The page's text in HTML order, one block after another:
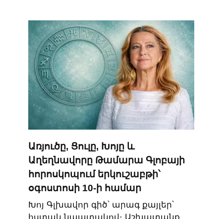
Առյուծը, Ցուլը, Խոյը և
Աղեղնավորը Թամարա Գլոբայի
հորոսկոպում երկուշաբթի՝
օգոստոսի 10-ի համար
Խոյ Գլխավոր գիծ՝ արագ քայլեր՝